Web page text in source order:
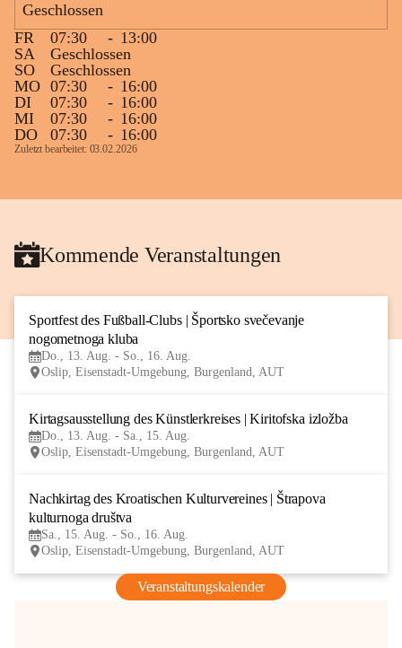
Geschlossen
FR
07:30 - 13:00
SA
Geschlossen
SO
Geschlossen
MO 07:30 - 16:00
DI
07:30 - 16:00
MI
07:30 - 16:00
DO
07:30 - 16:00
Zuletzt bearbeitet: 03.02.2026
Kommende Veranstaltungen
Sportfest des Fußball-Clubs | Športsko svečevanje
nogometnoga kluba
Do., 13. Aug. - So., 16. Aug.
Oslip, Eisenstadt-Umgebung, Burgenland, AUT
Kirtagsausstellung des Künstlerkreises | Kiritofska izložba
Do., 13. Aug. - Sa., 15. Aug.
Oslip, Eisenstadt-Umgebung, Burgenland, AUT
Nachkirtag des Kroatischen Kulturvereines | Štrapova
kulturnoga društva
Sa., 15. Aug. - So., 16. Aug.
Oslip, Eisenstadt-Umgebung, Burgenland, AUT
Veranstaltungskalender